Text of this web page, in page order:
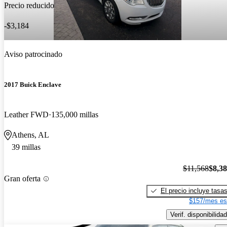
Precio reducido
-$3,184
Aviso patrocinado
2017 Buick Enclave
Leather FWD 135,000 millas
Athens, AL
39 millas
Gran oferta
$11,568
El precio incluye tasas
$157/mes
Verif. disponibilidad